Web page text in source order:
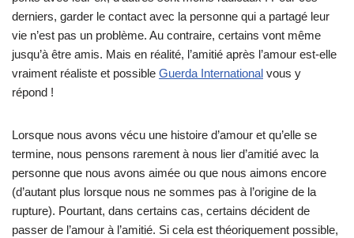
derniers, garder le contact avec la personne qui a partagé leur
vie n’est pas un problème. Au contraire, certains vont même
jusqu’à être amis. Mais en réalité, l’amitié après l’amour est-elle
vraiment réaliste et possible Guerda International vous y
répond !
Lorsque nous avons vécu une histoire d’amour et qu’elle se
termine, nous pensons rarement à nous lier d’amitié avec la
personne que nous avons aimée ou que nous aimons encore
(d’autant plus lorsque nous ne sommes pas à l’origine de la
rupture). Pourtant, dans certains cas, certains décident de
passer de l’amour à l’amitié. Si cela est théoriquement possible,